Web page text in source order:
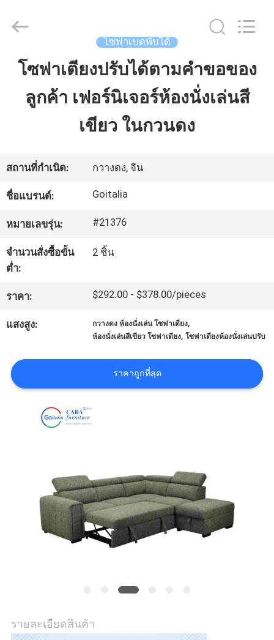
บ้าน
สินค้า
วิดีโอ
เรา
ควบคุม
คุณภาพ
ขอ
Cara
Rights
Reserved.
โซฟาเบดพับได้
โซฟาเตียงปรับได้ตามคําขอของ
ลูกค้า เฟอร์นิเจอร์ห้องนั่งเล่นสี
เขียว ในกวนดง
สถานที่กำเนิด: กวางดง, จีน
ชื่อแบรนด์: Goitalia
หมายเลขรุ่น: #21376
จำนวนสั่งซื้อขั้น
ต่ำ:
2 ชิ้น
ราคา: $292.00 - $378.00/pieces
แสงสูง: กวางดง ห้องนั่งเล่น โซฟาเตียง,
ห้องนั่งเล่นสีเขียว โซฟาเตียง,โซฟาเตียงห้องนั่งเล่นปรับ
ราคาถูกที่สุด
รายละเอียดสินค้า